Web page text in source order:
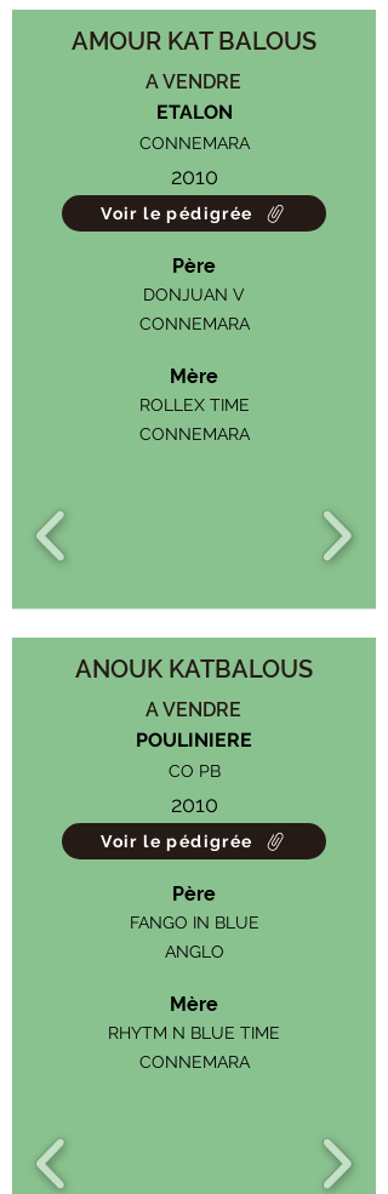
AMOUR KAT BALOUS
A VENDRE
ETALON
CONNEMARA
2010
Voir le pédigrée
Père
DONJUAN V
CONNEMARA
Mère
ROLLEX TIME
CONNEMARA
ANOUK KATBALOUS
A VENDRE
POULINIERE
CO PB
2010
Voir le pédigrée
Père
FANGO IN BLUE
ANGLO
Mère
RHYTM N BLUE TIME
CONNEMARA